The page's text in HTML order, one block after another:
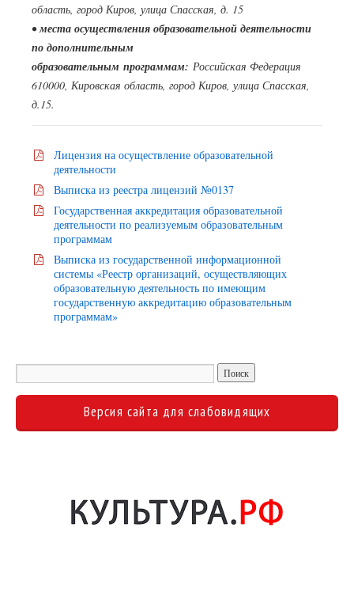
область, город Киров, улица Спасская, д. 15
•места осуществления образовательной деятельности
по дополнительным
образовательным программам: Российская Федерация
610000, Кировская область, город Киров, улица Спасская,
д.15.
Лицензия на осуществление образовательной
деятельности
Выписка из реестра лицензий №0137
Государственная аккредитация образовательной
деятельности по реализуемым образовательным
программам
Выписка из государственной информационной
системы «Реестр организаций, осуществляющих
образовательную деятельность по имеющим
государственную аккредитацию образовательным
программам»
Версия сайта для слабовидящих